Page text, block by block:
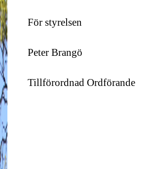
För styrelsen
Peter Brangö
Tillförordnad Ordförande